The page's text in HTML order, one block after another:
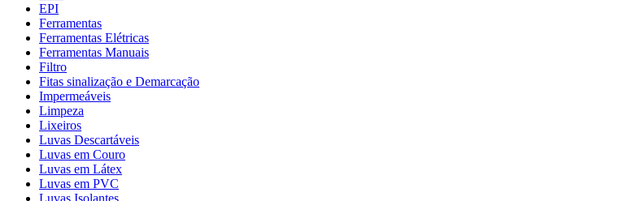
EPI
Ferramentas
Ferramentas Elétricas
Ferramentas Manuais
Filtro
Fitas sinalização e Demarcação
Impermeáveis
Limpeza
Lixeiros
Luvas Descartáveis
Luvas em Couro
Luvas em Látex
Luvas em PVC
Luvas Isolantes